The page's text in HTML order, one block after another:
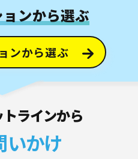
ンから選ぶ
ンから選ぶ
ラインから
いかけ